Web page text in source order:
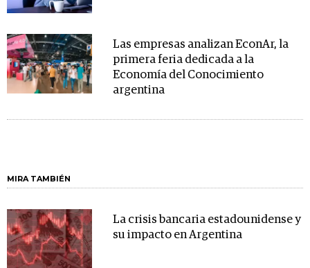
Las empresas analizan EconAr, la
primera feria dedicada a la
Economía del Conocimiento
argentina
MIRA TAMBIÉN
La crisis bancaria estadounidense y
su impacto en Argentina